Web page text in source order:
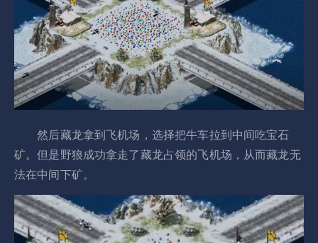
然后藏龙拿到飞机场，选择把牛车拉到中间吃宝石
矿。但是野狼成功拿走了藏龙占领的飞机场，从而藏龙无
法在中间下矿。